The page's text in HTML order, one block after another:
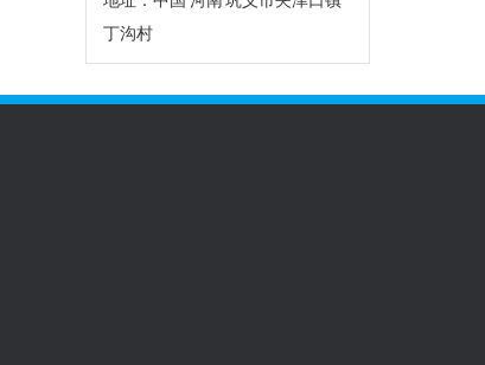
丁沟村